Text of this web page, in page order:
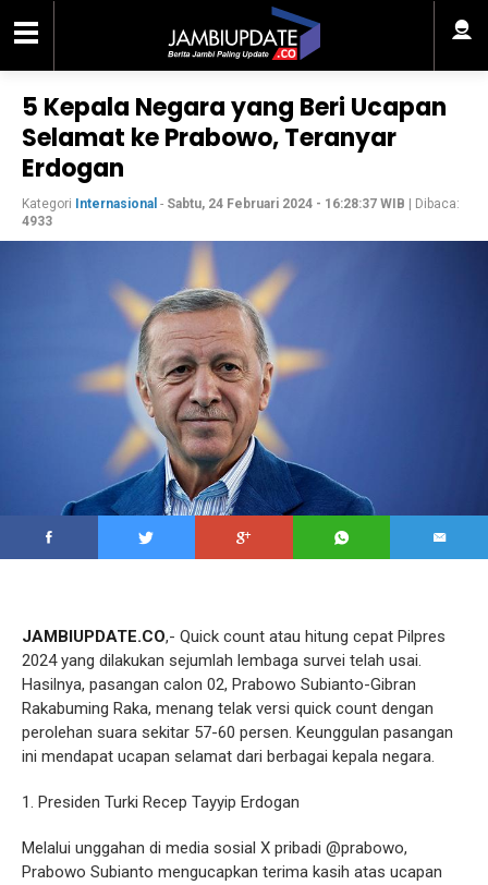
5 Kepala Negara yang Beri Ucapan
Selamat ke Prabowo, Teranyar
Erdogan
Kategori Internasional - Sabtu, 24 Februari 2024 - 16:28:37 WIB | Dibaca:
4933
JAMBIUPDATE.CO,- Quick count atau hitung cepat Pilpres
2024 yang dilakukan sejumlah lembaga survei telah usai.
Hasilnya, pasangan calon 02, Prabowo Subianto-Gibran
Rakabuming Raka, menang telak versi quick count dengan
perolehan suara sekitar 57-60 persen. Keunggulan pasangan
ini mendapat ucapan selamat dari berbagai kepala negara.
1. Presiden Turki Recep Tayyip Erdogan
Melalui unggahan di media sosial X pribadi @prabowo,
Prabowo Subianto mengucapkan terima kasih atas ucapan